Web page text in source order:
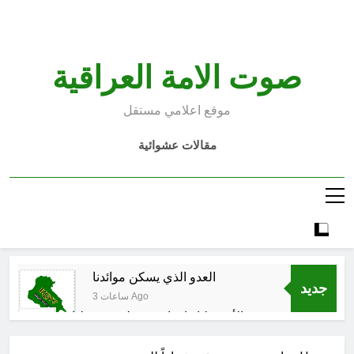
صوت الامة العراقية
موقع اعلامي مستقل
مقالات عشوائية
جديد
العدو الذي يسكن موائدنا
3 ساعات Ago
بالأمس كانوا يراهنون على سقوطنا